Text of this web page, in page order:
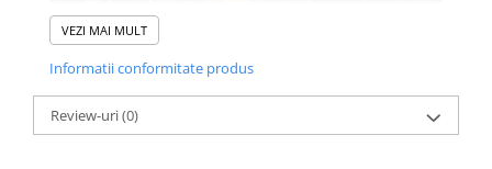
VEZI MAI MULT
Informatii conformitate produs
Review-uri(0)